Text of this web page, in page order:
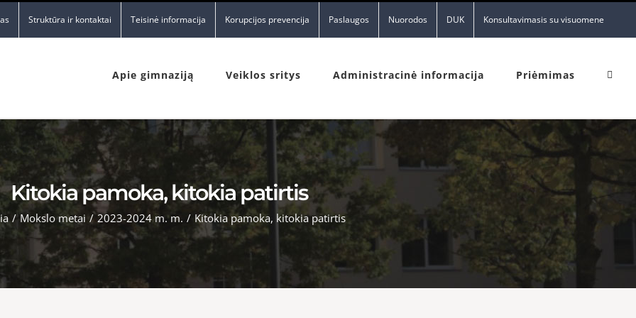
Struktūra ir kontaktai Teisinė informacija Korupcijos prevencija Paslaugos Nuorodos DUK Konsultavimasis su visuomene
Apie gimnaziją Veiklos sritys Administracinė informacija Priėmimas
Kitokia pamoka, kitokia patirtis
/ Mokslo metai / 2023-2024 m. m. / Kitokia pamoka, kitokia patirtis